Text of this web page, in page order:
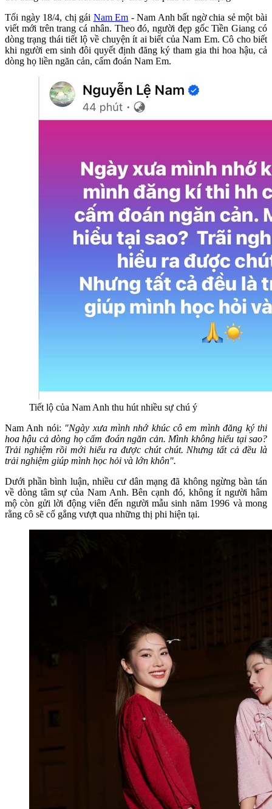
Tối ngày 18/4, chị gái Nam Em - Nam Anh bất ngờ chia sẻ một bài
viết mới trên trang cá nhân. Theo đó, người đẹp gốc Tiền Giang có
dòng trạng thái tiết lộ về chuyện ít ai biết của Nam Em. Cô cho biết
khi người em sinh đôi quyết định đăng ký tham gia thi hoa hậu, cả
dòng họ liền ngăn cản, cấm đoán Nam Em.
Tiết lộ của Nam Anh thu hút nhiều sự chú ý
Nam Anh nói: "Ngày xưa mình nhớ khúc cô em mình đăng ký thi
hoa hậu cả dòng họ cấm đoán ngăn cản. Mình không hiểu tại sao?
Trải nghiệm rồi mới hiểu ra được chút chút. Nhưng tất cả đều là
trải nghiệm giúp mình học hỏi và lớn khôn".
Dưới phần bình luận, nhiều cư dân mạng đã không ngừng bàn tán
về dòng tâm sự của Nam Anh. Bên cạnh đó, không ít người hâm
mộ còn gửi lời động viên đến người mẫu sinh năm 1996 và mong
rằng cô sẽ cố gắng vượt qua những thị phi hiện tại.